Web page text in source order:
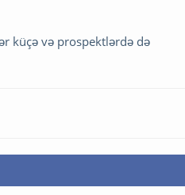
küçə və prospektlərdə də